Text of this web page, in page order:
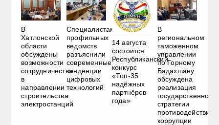
В
Хатлонской
области
обсуждены
возможности
сотрудничества
в
направлении
строительства
электростанций
Специалистам
профильных
ведомств
разъяснили
современные
тенденции
цифровых
технологий
14 августа
состоится
Республиканский
конкурс
«Топ-35
надёжных
партнёров
года»
В
региональном
таможенном
управлении
по Горному
Бадахшану
обсуждена
реализация
государственной
стратегии
противодействия
коррупции